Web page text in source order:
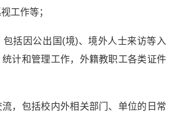
工作等；
包括因公出国(境)、境外人士来访等入
计和管理工作，外籍教职工各类证件
，包括校内外相关部门、单位的日常